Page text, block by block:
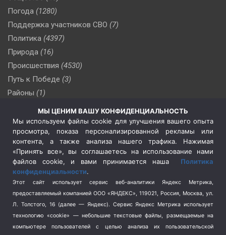
Погода (1280)
Поддержка участников СВО (7)
Политика (4397)
Природа (16)
Происшествия (4530)
Путь к Победе (3)
Районы (1)
(510)
Сельское хозяйство (3)
Социальная политика
(3)
Спецоперация в Украине
Спецоперация на Украине
(404)
Спорт (740)
Терроризм (1)
Транспорт (262)
Туризм (178)
МЫ ЦЕНИМ ВАШУ КОНФИДЕНЦИАЛЬНОСТЬ
Мы используем файлы cookie для улучшения вашего опыта
просмотра, показа персонализированной рекламы или
контента, а также анализа нашего трафика. Нажимая
«Принять все», вы соглашаетесь на использование нами
файлов cookie, и вами принимается наша Политика
конфиденциальности.
Этот сайт использует сервис веб-аналитики Яндекс Метрика,
предоставляемый компанией ООО «ЯНДЕКС», 119021, Россия, Москва, ул.
Л. Толстого, 16 (далее — Яндекс). Сервис Яндекс Метрика использует
технологию «cookie» — небольшие текстовые файлы, размещаемые на
компьютере пользователей с целью анализа их пользовательской